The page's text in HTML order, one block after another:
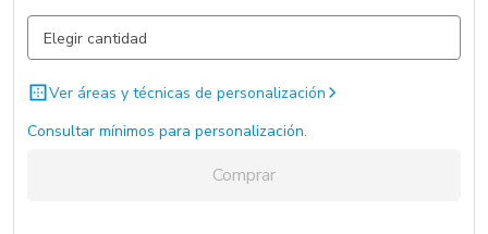
Negro / ABS 289 un.
Ver áreas y técnicas de personalización
Consultar mínimos para personalización.
Comprar